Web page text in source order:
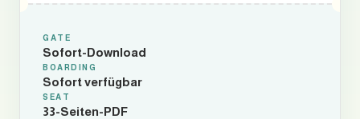
GATE
Sofort-Download
BOARDING
Sofort verfügbar
SEAT
33-Seiten-PDF